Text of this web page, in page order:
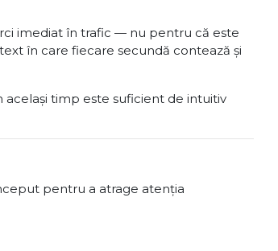
imediat în trafic — nu pentru că este
în care fiecare secundă contează și
timp este suficient de intuitiv
pentru a atrage atenția